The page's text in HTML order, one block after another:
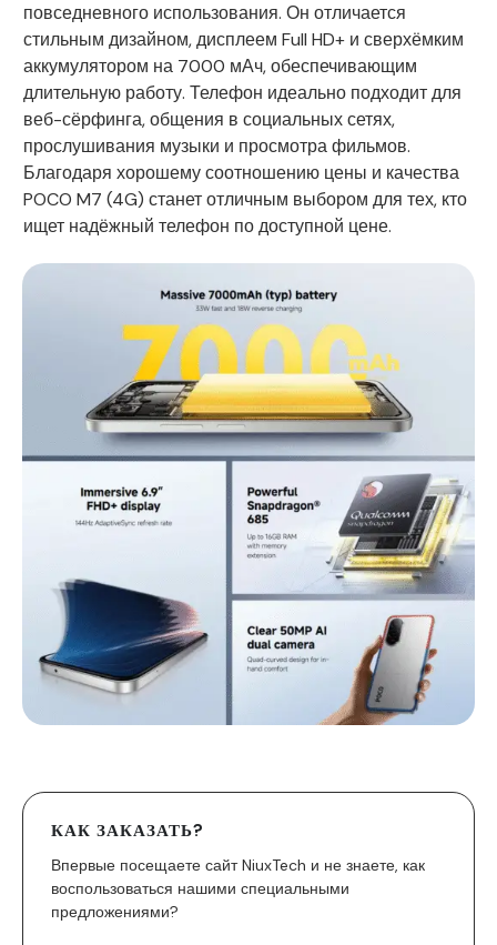
повседневного использования. Он отличается
стильным дизайном, дисплеем Full HD+ и сверхёмким
аккумулятором на 7000 мАч, обеспечивающим
длительную работу. Телефон идеально подходит для
веб-сёрфинга, общения в социальных сетях,
прослушивания музыки и просмотра фильмов.
Благодаря хорошему соотношению цены и качества
POCO M7 (4G) станет отличным выбором для тех, кто
ищет надёжный телефон по доступной цене.
КАК ЗАКАЗАТЬ?
Впервые посещаете сайт NiuxTech и не знаете, как
воспользоваться нашими специальными
предложениями?